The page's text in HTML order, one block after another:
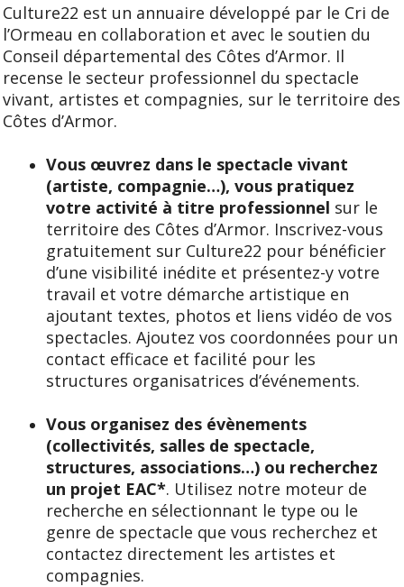
Culture22 est un annuaire développé par le Cri de
l’Ormeau en collaboration et avec le soutien du
Conseil départemental des Côtes d’Armor. Il
recense le secteur professionnel du spectacle
vivant, artistes et compagnies, sur le territoire des
Côtes d’Armor.
Vous œuvrez dans le spectacle vivant
(artiste, compagnie…), vous pratiquez
votre activité à titre professionnel sur le
territoire des Côtes d’Armor. Inscrivez-vous
gratuitement sur Culture22 pour bénéficier
d’une visibilité inédite et présentez-y votre
travail et votre démarche artistique en
ajoutant textes, photos et liens vidéo de vos
spectacles. Ajoutez vos coordonnées pour un
contact efficace et facilité pour les
structures organisatrices d’événements.
Vous organisez des évènements
(collectivités, salles de spectacle,
structures, associations…) ou recherchez
un projet EAC*. Utilisez notre moteur de
recherche en sélectionnant le type ou le
genre de spectacle que vous recherchez et
contactez directement les artistes et
compagnies.